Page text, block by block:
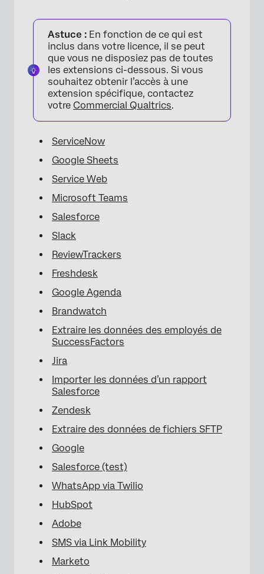
Astuce : En fonction de ce qui est
inclus dans votre licence, il se peut
que vous ne disposiez pas de toutes
les extensions ci-dessous. Si vous
souhaitez obtenir l’accès à une
extension spécifique, contactez
votre Commercial Qualtrics.
ServiceNow
Google Sheets
Service Web
Microsoft Teams
Salesforce
Slack
ReviewTrackers
Freshdesk
Google Agenda
Brandwatch
Extraire les données des employés de
SuccessFactors
Jira
Importer les données d’un rapport
Salesforce
Zendesk
Extraire des données de fichiers SFTP
Google
Salesforce (test)
WhatsApp via Twilio
HubSpot
Adobe
SMS via Link Mobility
Marketo